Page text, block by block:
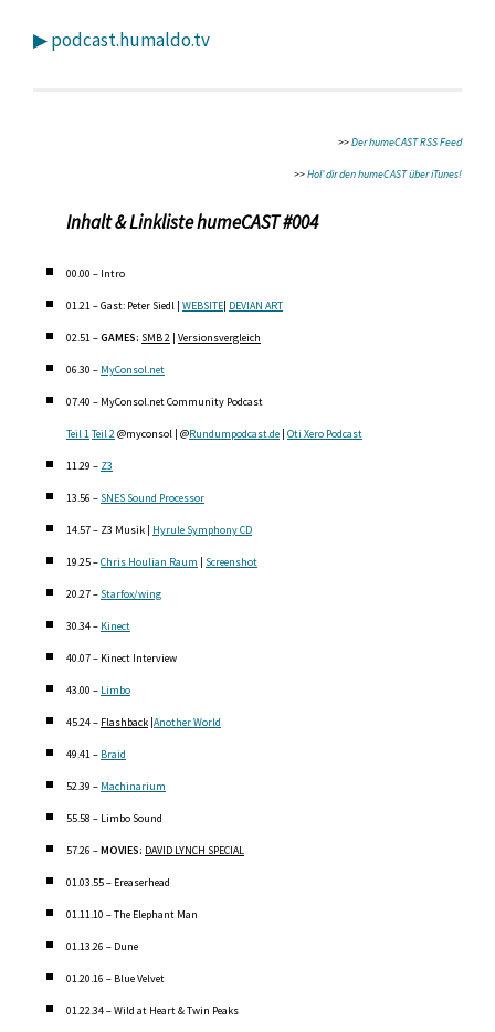
▶ podcast.humaldo.tv
>>Der humeCAST RSS Feed
>>Hol’ dir den humeCAST über iTunes!
Inhalt & LinklistehumeCAST #004
00.00 – Intro
01.21 – Gast: Peter Siedl | WEBSITE| DEVIAN ART
02.51 –GAMES: SMB 2 | Versionsvergleich
06.30 – MyConsol.net
07.40 – MyConsol.net Community Podcast
Teil 1Teil 2@myconsol | @Rundumpodcast.de | Oti Xero Podcast
11.29 – Z3
13.56 – SNES Sound Processor
14.57 – Z3 Musik | Hyrule Symphony CD
19.25 –Chris Houlian Raum | Screenshot
20.27 – Starfox/wing
30.34 – Kinect
40.07 – Kinect Interview
43.00 – Limbo
45.24 – Flashback |Another World
49.41 – Braid
52.39 – Machinarium
55.58 – Limbo Sound
57.26 –MOVIES: DAVID LYNCH SPECIAL
01.03.55 – Ereaserhead
01.11.10 – The Elephant Man
01.13.26 – Dune
01.20.16 – Blue Velvet
01.22.34 – Wild at Heart & Twin Peaks